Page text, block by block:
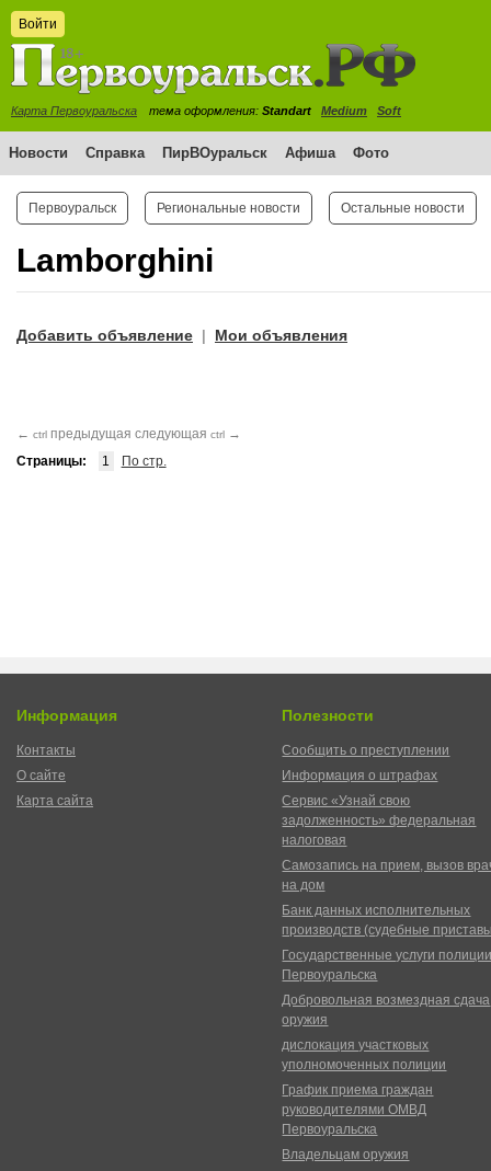
Войти
Карта Первоуральска тема оформления: Standart Medium Soft
Новости Справка ПирВОуральск Афиша Фото
Первоуральск Региональные новости Остальные новости
Lamborghini
Добавить объявление Мои объявления
← ctrl предыдущая следующая ctrl →
Страницы:
1 По стр.
Информация
Контакты
О сайте
Карта сайта
Полезности
Сообщить о преступлении
Информация о штрафах
Сервис «Узнай свою
задолженность» федеральная
налоговая
Самозапись на прием, вызов
на дом
Банк данных исполнительных
производств (судебные
Государственные услуги
Первоуральска
Добровольная возмездная сдача
оружия
дислокация участковых
уполномоченных полиции
График приема граждан
руководителями ОМВД
Первоуральска
Владельцам оружия